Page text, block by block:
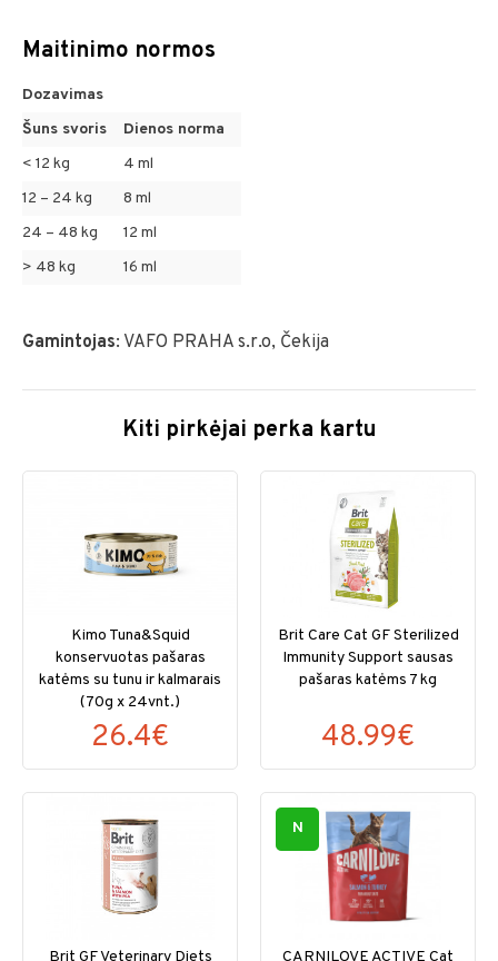
Maitinimo normos
Dozavimas
Šuns svoris
Dienos norma
< 12 kg
4 ml
12 – 24 kg
8 ml
24 – 48 kg
12 ml
> 48 kg
16 ml
Gamintojas: VAFO PRAHA s.r.o, Čekija
Kiti pirkėjai perka kartu
Kimo Tuna&Squid
konservuotas pašaras
katėms su tunu ir kalmarais
(70g x 24vnt.)
26.4€
Brit Care Cat GF Sterilized
Immunity Support sausas
pašaras katėms 7 kg
48.99€
Brit GF Veterinary Diets
N
CARNILOVE ACTIVE Cat